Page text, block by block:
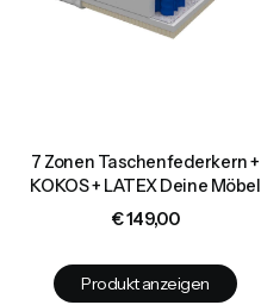
7 Zonen Taschenfederkern +
KOKOS + LATEX Deine Möbel
Preis
€ 149,00
Produkt anzeigen